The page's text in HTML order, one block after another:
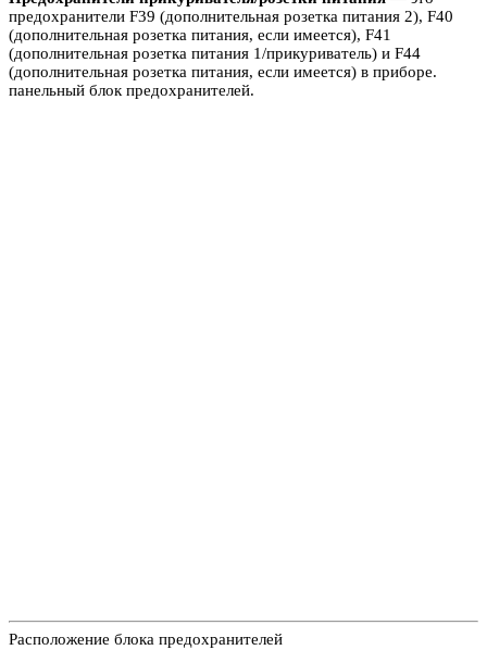
предохранители F39 (дополнительная розетка питания 2), F40
(дополнительная розетка питания, если имеется), F41
(дополнительная розетка питания 1/прикуриватель) и F44
(дополнительная розетка питания, если имеется) в приборе.
панельный блок предохранителей.
Расположение блока предохранителей